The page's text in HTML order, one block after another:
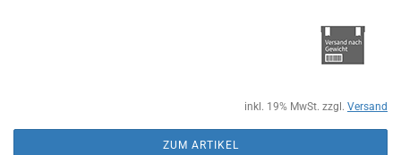
inkl. 19% MwSt. zzgl. Versand
ZUM ARTIKEL